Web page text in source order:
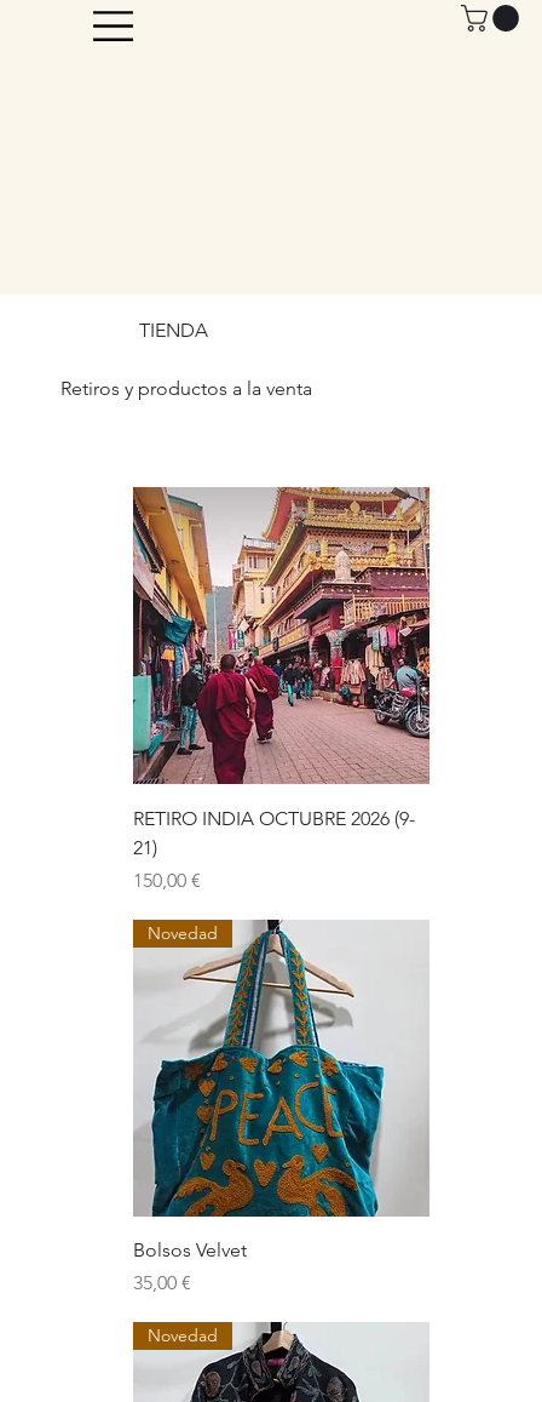
TIENDA
Retiros y productos a la venta
RETIRO INDIA OCTUBRE 2026 (9-
21)
Precio
150,00 €
Novedad
Bolsos Velvet
Precio
35,00 €
Novedad